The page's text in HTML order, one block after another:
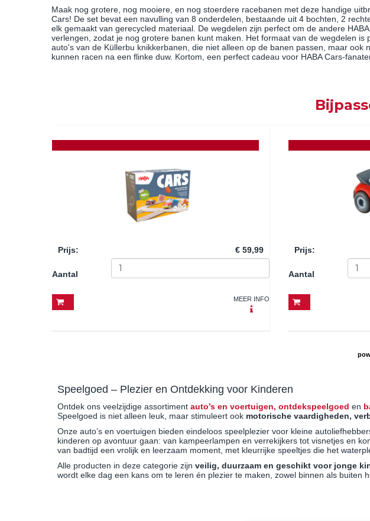
Maak nog grotere, nog mooiere, en nog stoerdere racebanen met deze handige
Cars! De set bevat een navulling van 8 onderdelen, bestaande uit 4 bochten, 2
elk gemaakt van gerecycled materiaal. De wegdelen zijn perfect om de andere
verlengen, zodat je nog grotere banen kunt maken. Het formaat van de wegdelen is
auto's van de Küllerbu knikkerbanen, die niet alleen op de banen passen, maar ook
kunnen racen na een flinke duw. Kortom, een perfect cadeau voor HABA Cars-
Prijs: € 59,99
Aantal
MEER INFO
Prijs:
Aantal
Speelgoed – Plezier en Ontdekking voor Kinderen
Ontdek ons veelzijdige assortiment auto’s en voertuigen, ontdekspeelgoed en
Speelgoed is niet alleen leuk, maar stimuleert ook motorische vaardigheden,
Onze auto’s en voertuigen bieden eindeloos speelplezier voor kleine
kinderen op avontuur gaan: van kampeerlampen en verrekijkers tot visnetjes en
van badtijd een vrolijk en leerzaam moment, met kleurrijke speeltjes die het
Alle producten in deze categorie zijn veilig, duurzaam en geschikt voor jonge
wordt elke dag een kans om te leren én plezier te maken, zowel binnen als buiten